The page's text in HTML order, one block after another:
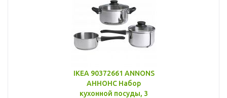
IKEA 90372661 ANNONS
АННОНС Набор
кухонной посуды, 3